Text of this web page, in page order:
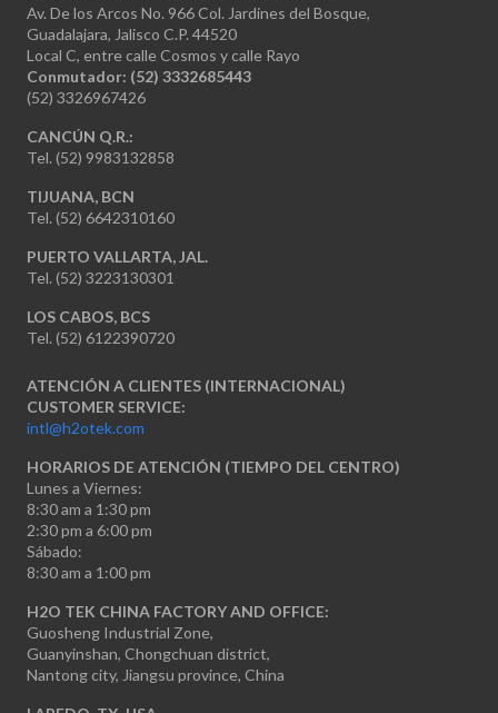
Av. De los Arcos No. 966 Col. Jardines del Bosque,
Guadalajara, Jalisco C.P. 44520
Local C, entre calle Cosmos y calle Rayo
Conmutador: (52) 3332685443
(52) 3326967426
CANCÚN Q.R.:
Tel. (52) 9983132858
TIJUANA, BCN
Tel. (52) 6642310160
PUERTO VALLARTA, JAL.
Tel. (52) 3223130301
LOS CABOS, BCS
Tel. (52) 6122390720
ATENCIÓN A CLIENTES (INTERNACIONAL)
CUSTOMER SERVICE:
intl@h2otek.com
HORARIOS DE ATENCIÓN (TIEMPO DEL CENTRO)
Lunes a Viernes:
8:30 am a 1:30 pm
2:30 pm a 6:00 pm
Sábado:
8:30 am a 1:00 pm
H2O TEK CHINA FACTORY AND OFFICE:
Guosheng Industrial Zone,
Guanyinshan, Chongchuan district,
Nantong city, Jiangsu province, China